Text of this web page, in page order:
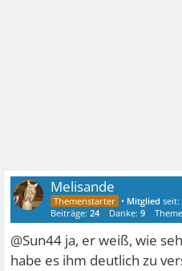
Melisande
• Mitglied seit:
Beiträge:24 Danke:9
@Sun44 ja, er weiß, wie
habe es ihm deutlich zu